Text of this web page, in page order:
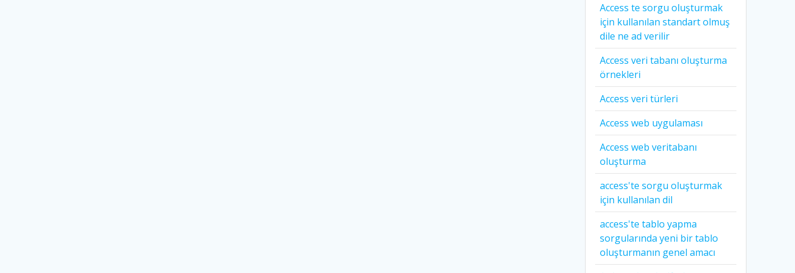
Access te sorgu oluşturmak
için kullanılan standart olmuş
dile ne ad verilir
Access veri tabanı oluşturma
örnekleri
Access veri türleri
Access web uygulaması
Access web veritabanı
oluşturma
access'te sorgu oluşturmak
için kullanılan dil
access'te tablo yapma
sorgularında yeni bir tablo
oluşturmanın genel amacı